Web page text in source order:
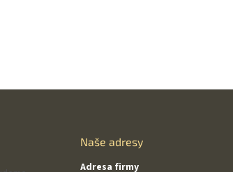
Naše adresy
Adresa firmy